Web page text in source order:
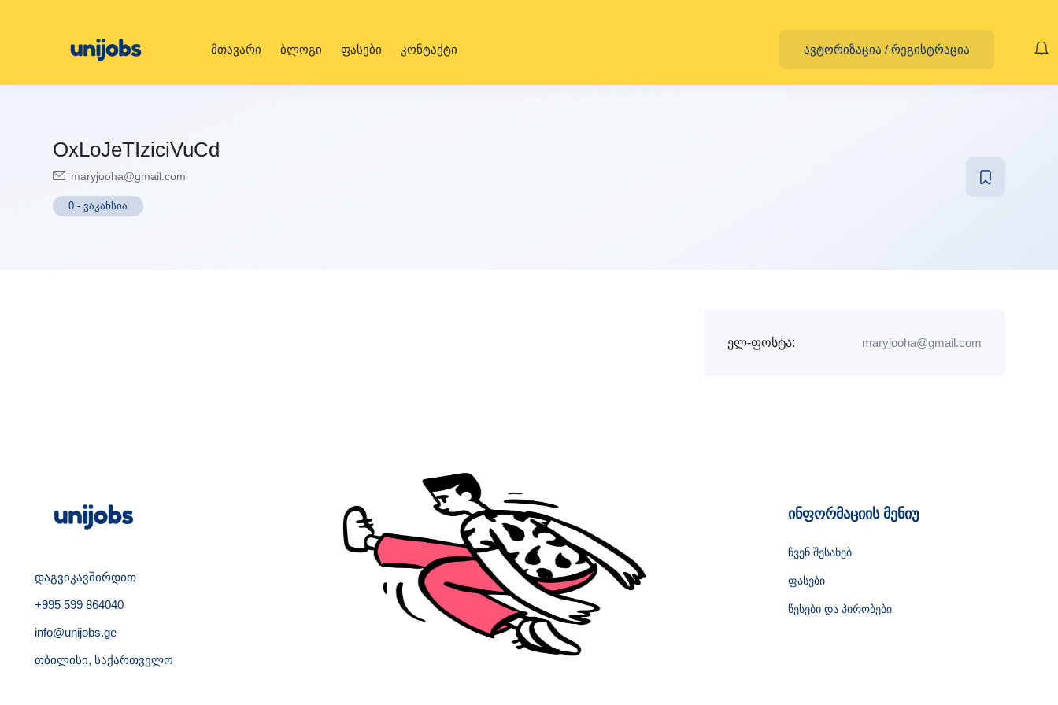
მთავარი ბლოგი ფასები კონტაქტი ავტორიზაცია / რეგისტრაცია
OxLoJeTIziciVuCd
maryjooha@gmail.com
0 - ვაკანსია
ელ-ფოსტა: maryjooha@gmail.com
დაგვიკავშირდით
+995 599 864040
info@unijobs.ge
თბილისი, საქართველო
ინფორმაციის მენიუ
ჩვენ შესახებ
ფასები
წესები და პირობები